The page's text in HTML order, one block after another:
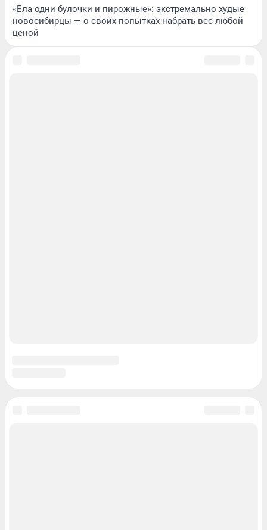
«Ела одни булочки и пирожные»: экстремально худые
новосибирцы — о своих попытках набрать вес любой
ценой